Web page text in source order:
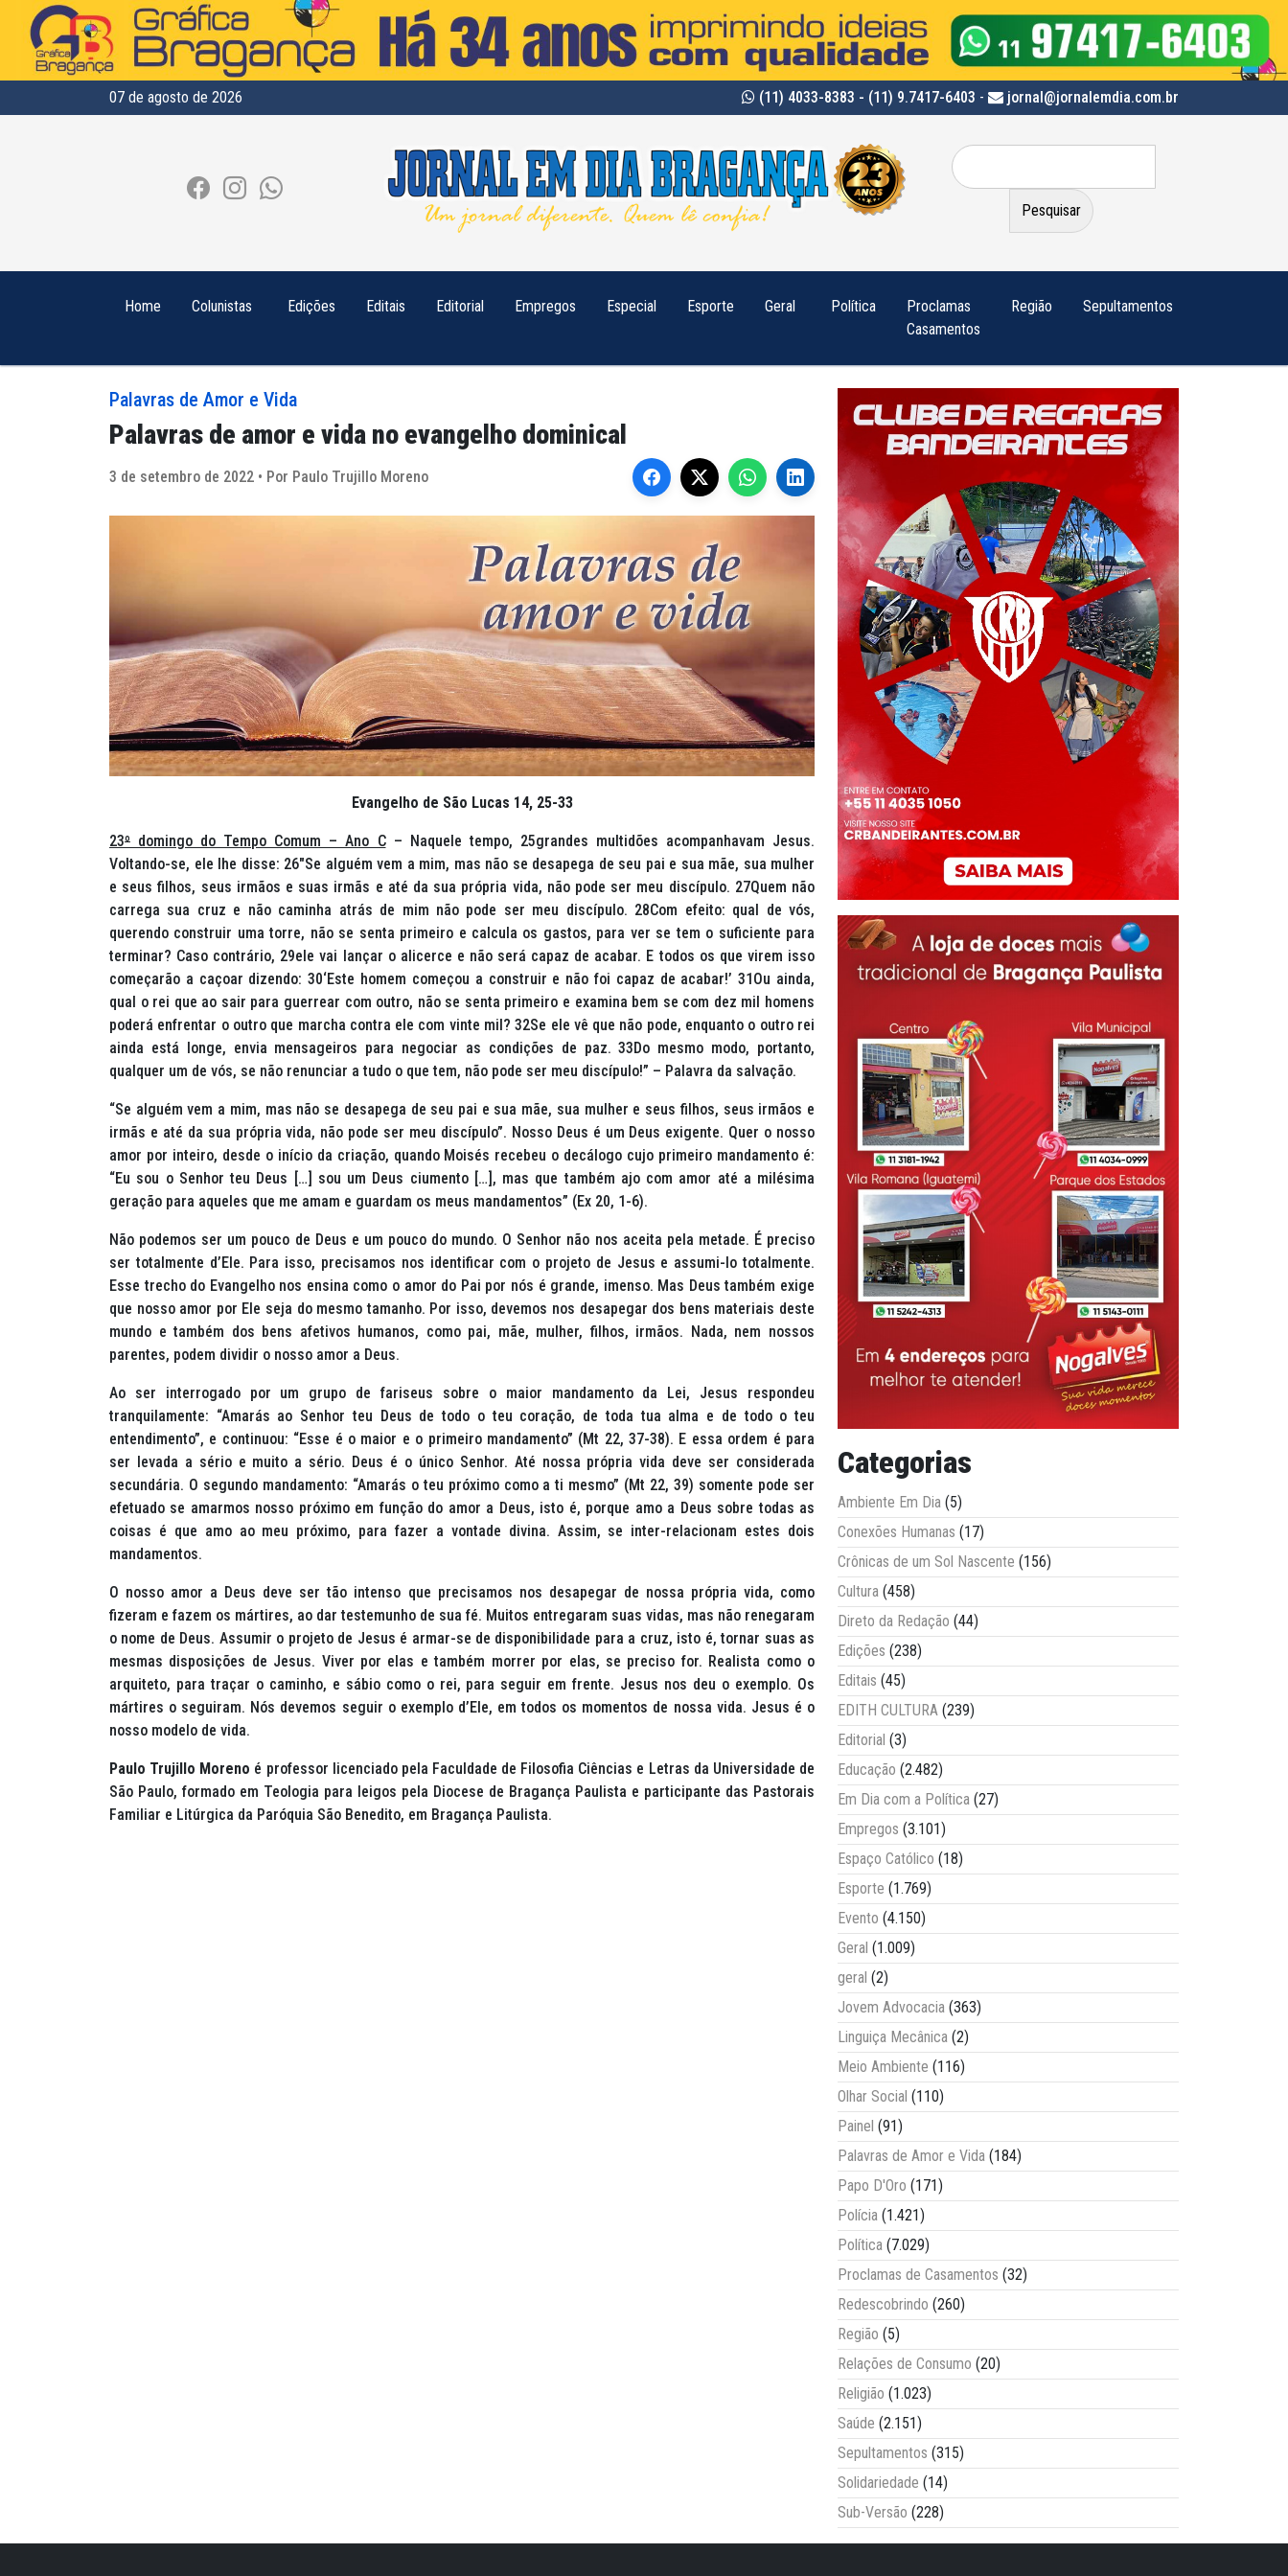
07 de agosto de 2026 (11) 4033-8383 - (11) 9.7417-6403 - jornal@jornalemdia.com.br
Pesquisar
por:
Home Colunistas Edições Editais Editorial Empregos Especial Esporte Geral Política
Proclamas
Casamentos
Região Sepultamentos
Palavras de Amor e Vida
Palavras de amor e vida no evangelho dominical
3 de setembro de 2022 • Por Paulo Trujillo Moreno
Evangelho de São Lucas 14, 25-33
23º domingo do Tempo Comum – Ano C– Naquele tempo, 25grandes multidões acompanhavam Jesus.
Voltando-se, ele lhe disse: 26″Se alguém vem a mim, mas não se desapega de seu pai e sua mãe, sua mulher
e seus filhos, seus irmãos e suas irmãs e até da sua própria vida, não pode ser meu discípulo. 27Quem não
carrega sua cruz e não caminha atrás de mim não pode ser meu discípulo. 28Com efeito: qual de vós,
querendo construir uma torre, não se senta primeiro e calcula os gastos, para ver se tem o suficiente para
terminar? Caso contrário, 29ele vai lançar o alicerce e não será capaz de acabar. E todos os que virem isso
começarão a caçoar dizendo: 30‘Este homem começou a construir e não foi capaz de acabar!’ 31Ou ainda,
qual o rei que ao sair para guerrear com outro, não se senta primeiro e examina bem se com dez mil homens
poderá enfrentar o outro que marcha contra ele com vinte mil? 32Se ele vê que não pode, enquanto o outro rei
ainda está longe, envia mensageiros para negociar as condições de paz. 33Do mesmo modo, portanto,
qualquer um de vós, se não renunciar a tudo o que tem, não pode ser meu discípulo!” – Palavra da salvação.
“Se alguém vem a mim, mas não se desapega de seu pai e sua mãe, sua mulher e seus filhos, seus irmãos e
irmãs e até da sua própria vida, não pode ser meu discípulo”. Nosso Deus é um Deus exigente. Quer o nosso
amor por inteiro, desde o início da criação, quando Moisés recebeu o decálogo cujo primeiro mandamento é:
“Eu sou o Senhor teu Deus […] sou um Deus ciumento […], mas que também ajo com amor até a milésima
geração para aqueles que me amam e guardam os meus mandamentos” (Ex 20, 1-6).
Não podemos ser um pouco de Deus e um pouco do mundo. O Senhor não nos aceita pela metade. É preciso
ser totalmente d’Ele. Para isso, precisamos nos identificar com o projeto de Jesus e assumi-lo totalmente.
Esse trecho do Evangelho nos ensina como o amor do Pai por nós é grande, imenso. Mas Deus também exige
que nosso amor por Ele seja do mesmo tamanho. Por isso, devemos nos desapegar dos bens materiais deste
mundo e também dos bens afetivos humanos, como pai, mãe, mulher, filhos, irmãos. Nada, nem nossos
parentes, podem dividir o nosso amor a Deus.
Ao ser interrogado por um grupo de fariseus sobre o maior mandamento da Lei, Jesus respondeu
tranquilamente: “Amarás ao Senhor teu Deus de todo o teu coração, de toda tua alma e de todo o teu
entendimento”, e continuou: “Esse é o maior e o primeiro mandamento” (Mt 22, 37-38). E essa ordem é para
ser levada a sério e muito a sério. Deus é o único Senhor. Até nossa própria vida deve ser considerada
secundária. O segundo mandamento: “Amarás o teu próximo como a ti mesmo” (Mt 22, 39) somente pode ser
efetuado se amarmos nosso próximo em função do amor a Deus, isto é, porque amo a Deus sobre todas as
coisas é que amo ao meu próximo, para fazer a vontade divina. Assim, se inter-relacionam estes dois
mandamentos.
O nosso amor a Deus deve ser tão intenso que precisamos nos desapegar de nossa própria vida, como
fizeram e fazem os mártires, ao dar testemunho de sua fé. Muitos entregaram suas vidas, mas não renegaram
o nome de Deus. Assumir o projeto de Jesus é armar-se de disponibilidade para a cruz, isto é, tornar suas as
mesmas disposições de Jesus. Viver por elas e também morrer por elas, se preciso for. Realista como o
arquiteto, para traçar o caminho, e sábio como o rei, para seguir em frente. Jesus nos deu o exemplo. Os
mártires o seguiram. Nós devemos seguir o exemplo d’Ele, em todos os momentos de nossa vida. Jesus é o
nosso modelo de vida.
Paulo Trujillo Moreno é professor licenciado pela Faculdade de Filosofia Ciências e Letras da Universidade de
São Paulo, formado em Teologia para leigos pela Diocese de Bragança Paulista e participante das Pastorais
Familiar e Litúrgica da Paróquia São Benedito, em Bragança Paulista.
Categorias
Ambiente Em Dia (5)
Conexões Humanas (17)
Crônicas de um Sol Nascente (156)
Cultura (458)
Direto da Redação (44)
Edições (238)
Editais (45)
EDITH CULTURA (239)
Editorial (3)
Educação (2.482)
Em Dia com a Política (27)
Empregos (3.101)
Espaço Católico (18)
Esporte (1.769)
Evento (4.150)
Geral (1.009)
geral (2)
Jovem Advocacia (363)
Linguiça Mecânica (2)
Meio Ambiente (116)
Olhar Social (110)
Painel (91)
Palavras de Amor e Vida (184)
Papo D'Oro (171)
Polícia (1.421)
Política (7.029)
Proclamas de Casamentos (32)
Redescobrindo (260)
Região (5)
Relações de Consumo (20)
Religião (1.023)
Saúde (2.151)
Sepultamentos (315)
Solidariedade (14)
Sub-Versão (228)